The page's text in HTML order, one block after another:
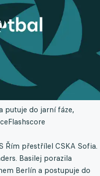
putuje do jarní fáze,
Flashscore
Řím přestřílel CSKA Sofia.
Basilej porazila
Berlín a postupuje do